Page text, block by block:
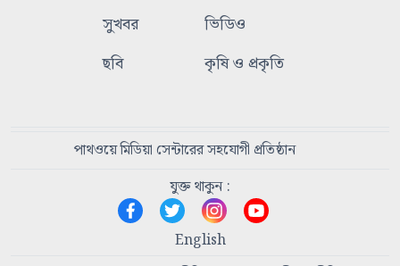
সুখবর
ভিডিও
ছবি
কৃষি ও প্রকৃতি
পাথওয়ে মিডিয়া সেন্টারের সহযোগী প্রতিষ্ঠান
যুক্ত থাকুন :
English